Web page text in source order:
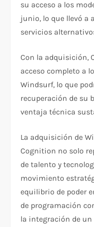
su acceso a los
junio, lo que llevó a
servicios
Con la adquisición,
acceso completo a
Windsurf, lo que
recuperación de su
ventaja técnica
La adquisición de
Cognition no solo
de talento y
movimiento
equilibrio de poder
de programación
la integración de